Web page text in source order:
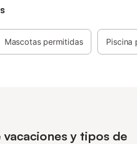
bicicletas. Se
Los
de
2 o 3 días
Mascotas permitidas Piscina
vacaciones y tipos de